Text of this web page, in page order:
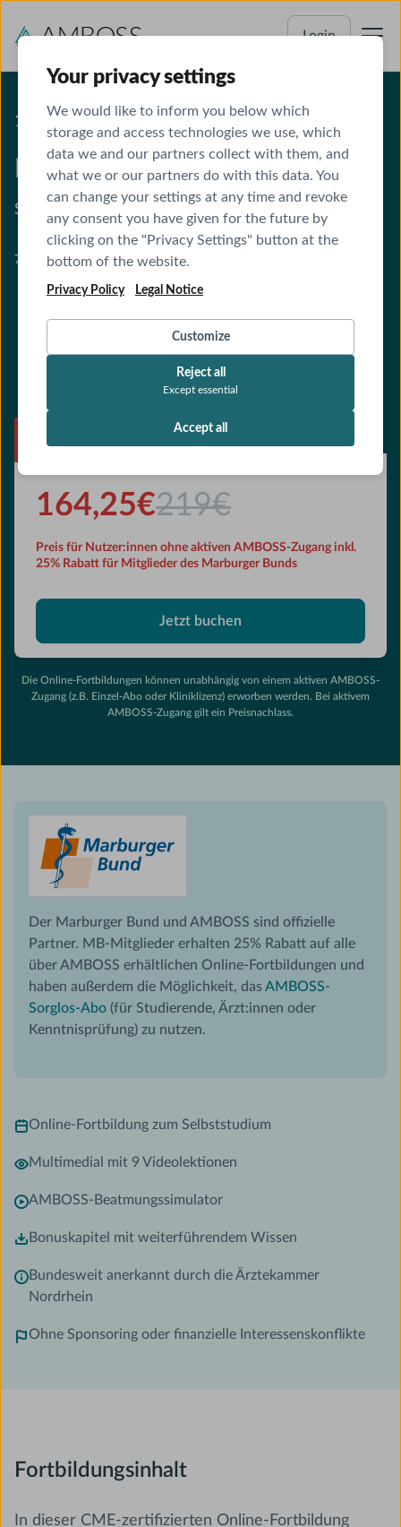
Your privacy settings
We would like to inform you below which
storage and access technologies we use, which
data we and our partners collect with them, and
what we or our partners do with this data. You
can change your settings at any time and revoke
any consent you have given for the future by
clicking on the "Privacy Settings" button at the
bottom of the website.
Privacy Policy Legal Notice
Customize
Reject all
Except essential
Accept all
Login
18 CME-PUNKTE
Invasive Beatmung
Sicherheit am Beatmungsgerät
7 Module · CME zertifiziert
164,25€219€
Preis für Nutzer:innen ohne aktiven AMBOSS-Zugang inkl.
25% Rabatt für Mitglieder des Marburger Bunds
Jetzt buchen
Die Online-Fortbildungen können unabhängig von einem aktiven AMBOSS-
Zugang (z.B. Einzel-Abo oder Kliniklizenz) erworben werden. Bei aktivem
AMBOSS-Zugang gilt ein Preisnachlass.
Der Marburger Bund und AMBOSS sind offizielle
Partner. MB-Mitglieder erhalten 25% Rabatt auf alle
über AMBOSS erhältlichen Online-Fortbildungen und
haben außerdem die Möglichkeit, dasAMBOSS-
Sorglos-Abo (für Studierende, Ärzt:innen oder
Kenntnisprüfung) zu nutzen.
Online-Fortbildung zum Selbststudium
Multimedial mit 9 Videolektionen
AMBOSS-Beatmungssimulator
Bonuskapitel mit weiterführendem Wissen
Bundesweit anerkannt durch die Ärztekammer
Nordrhein
Ohne Sponsoring oder finanzielle Interessenskonflikte
Fortbildungsinhalt
In dieser CME-zertifizierten Online-Fortbildung